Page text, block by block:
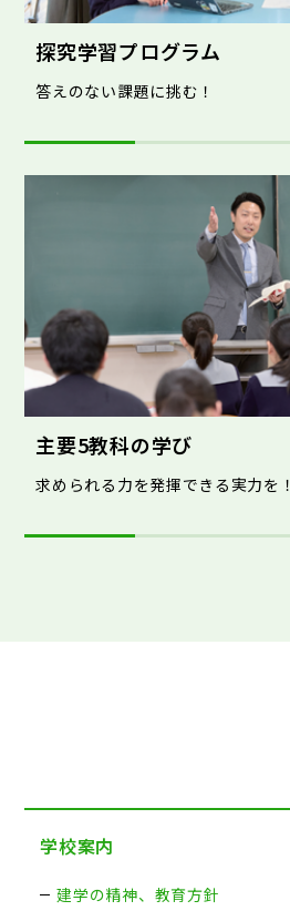
探究学習プログラム
答えのない課題に挑む！
主要5教科の学び
求められる力を発揮できる実力を！
学校案内
建学の精神、教育方針